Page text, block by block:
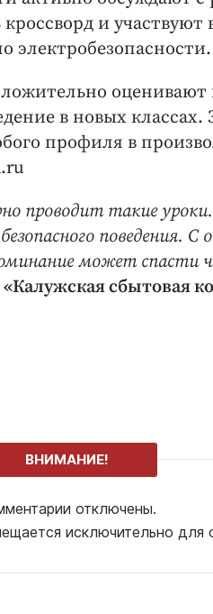
и участвуют
электробезопасности.
в новых классах.
профиля в
проводит такие
поведения.
может спасти
сбытовая
ВНИМАНИЕ!
отключены.
исключительно для